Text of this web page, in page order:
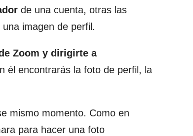
de una cuenta, otras las
imagen de perfil.
Zoom y dirigirte a
él encontrarás la foto de perfil, la
mismo momento. Como en
para hacer una foto